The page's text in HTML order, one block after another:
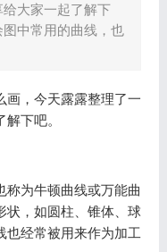
大家一起了解下
中常用的曲线，也
画，今天露露整理了一
下吧。
称为牛顿曲线或万能曲
状，如圆柱、锥体、球
也经常被用来作为加工